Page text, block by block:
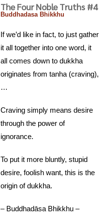
The Four Noble Truths #4
Buddhadasa Bhikkhu
If we’d like in fact, to just gather
it all together into one word, it
all comes down to dukkha
originates from tanha (craving),
…
Craving simply means desire
through the power of
ignorance.
To put it more bluntly, stupid
desire, foolish want, this is the
origin of dukkha.
– Buddhadāsa Bhikkhu –